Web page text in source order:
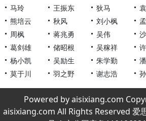
马玲
王振东 狄马
熊培云
秋风 刘小枫
周枫
蒋兆勇 吴伟
葛剑雄
储昭根 吴稼祥
杨小凯
吴励生 朱学勤
莫于川
羽之野 谢志浩
Powered by aisixiang.com
aisixiang.com All Rights Reserved 爱